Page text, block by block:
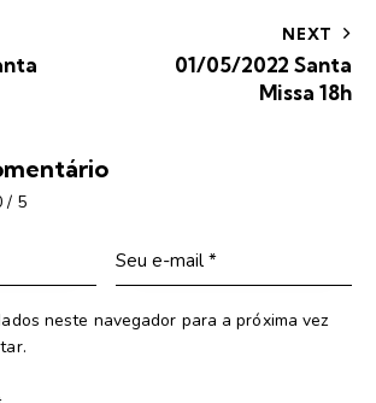
NEXT
01/05/2022 Santa
Missa 18h
/ 5
neste navegador para a próxima vez